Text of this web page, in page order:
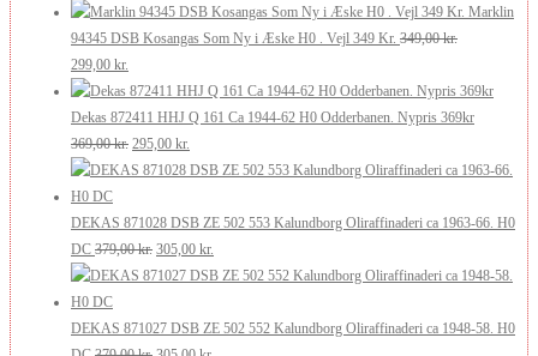
var:
175,00 kr..
er:
105,00 kr..
oprindelige
pris
269,00 kr..
aktuelle
pris
200,00 kr..
Marklin
94345 DSB Kosangas Som Ny i Æske H0 . Vejl 349 Kr. 349,00kr.
Den
oprindelige
pris
var:
349,00 kr..
299,00 kr.
aktuelle
pris
er:
299,00 kr..
Dekas 872411 HHJ Q 161 Ca 1944-62 H0 Odderbanen. Nypris 369kr
369,00kr. Den
oprindelige
var:
369,00 kr..
295,00 kr.
aktuelle
er:
295,00 kr..
DEKAS 871028 DSB ZE 502 553 Kalundborg Oliraffinaderi ca 1963-66. H0
DC 379,00kr. Den
oprindelige
var:
305,00 kr.
aktuelle
er:
DEKAS 871027 DSB ZE 502 552 Kalundborg Oliraffinaderi ca 1948-58. H0